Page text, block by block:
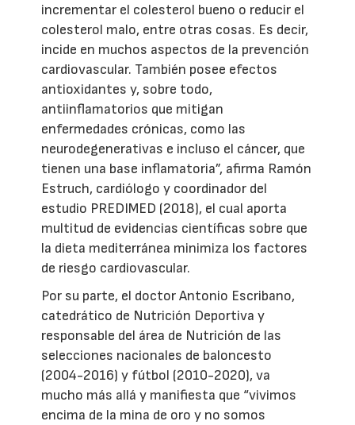
incrementar el colesterol bueno o reducir el
colesterol malo, entre otras cosas. Es decir,
incide en muchos aspectos de la prevención
cardiovascular. También posee efectos
antioxidantes y, sobre todo,
antiinflamatorios que mitigan
enfermedades crónicas, como las
neurodegenerativas e incluso el cáncer, que
tienen una base inflamatoria”, afirma Ramón
Estruch, cardiólogo y coordinador del
estudio PREDIMED (2018), el cual aporta
multitud de evidencias científicas sobre que
la dieta mediterránea minimiza los factores
de riesgo cardiovascular.
Por su parte, el doctor Antonio Escribano,
catedrático de Nutrición Deportiva y
responsable del área de Nutrición de las
selecciones nacionales de baloncesto
(2004-2016) y fútbol (2010-2020), va
mucho más allá y manifiesta que “vivimos
encima de la mina de oro y no somos